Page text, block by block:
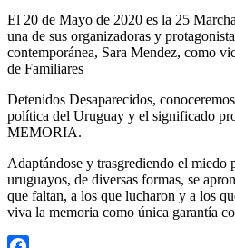
El 20 de Mayo de 2020 es la 25
una de sus organizadoras y
contemporánea, Sara Mendez, como
de Familiares
Detenidos Desaparecidos,
política del Uruguay y el significado
MEMORIA.
Adaptándose y trasgrediendo el miedo
uruguayos, de diversas formas, se
que faltan, a los que lucharon y a los
viva la memoria como única garantía